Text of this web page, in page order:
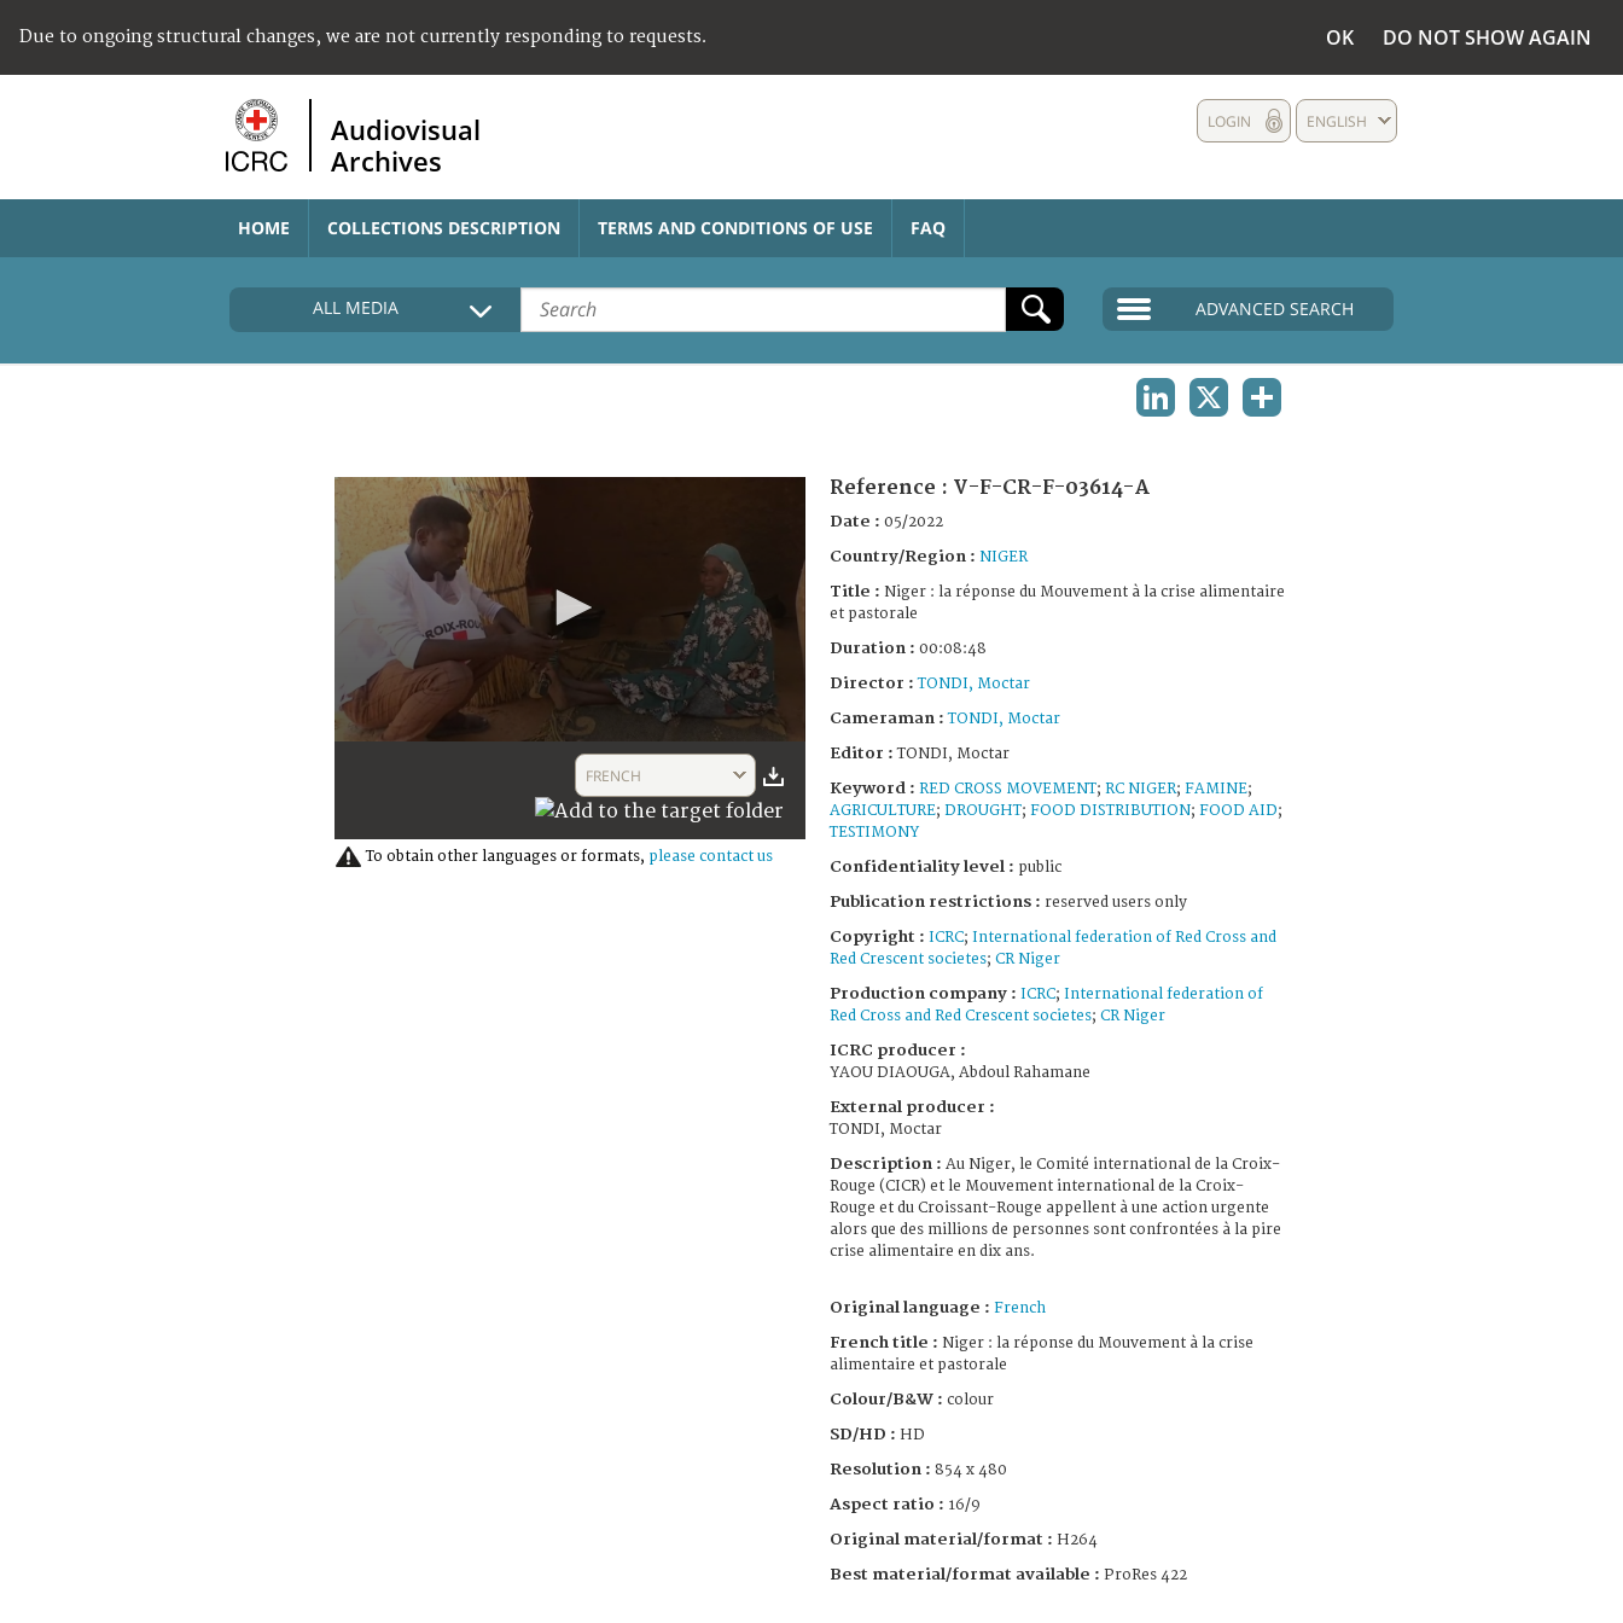
Due to ongoing structural changes, we are not currently responding to requests. OK DO NOT SHOW AGAIN
Audiovisual
Archives
ENGLISH
LOGIN
HOME COLLECTIONS DESCRIPTION TERMS AND CONDITIONS OF USE FAQ
ALL MEDIA ADVANCED SEARCH
48
secondsVolume
FRENCH
To obtain other languages or formats, please contact us
Reference : V-F-CR-F-03614-A
Date : 05/2022
Country/Region : NIGER
Title : Niger : la réponse du Mouvement à la crise alimentaire
et pastorale
Duration : 00:08:48
Director :TONDI, Moctar
Cameraman :TONDI, Moctar
Editor :TONDI, Moctar
Keyword : RED CROSS MOVEMENT; RC NIGER; FAMINE;
AGRICULTURE; DROUGHT; FOOD DISTRIBUTION; FOOD AID;
TESTIMONY
Confidentiality level : public
Publication restrictions : reserved users only
Copyright : ICRC; International federation of Red Cross and
Red Crescent societes; CR Niger
Production company : ICRC; International federation of
Red Cross and Red Crescent societes; CR Niger
ICRC producer :
YAOU DIAOUGA, Abdoul Rahamane
External producer :
TONDI, Moctar
Description : Au Niger, le Comité international de la Croix-
Rouge (CICR) et le Mouvement international de la Croix-
Rouge et du Croissant-Rouge appellent à une action urgente
alors que des millions de personnes sont confrontées à la pire
crise alimentaire en dix ans.
Original language : French
French title : Niger : la réponse du Mouvement à la crise
alimentaire et pastorale
Colour/B&W : colour
SD/HD : HD
Resolution : 854 x 480
Aspect ratio : 16/9
Original material/format : H264
Best material/format available : ProRes 422